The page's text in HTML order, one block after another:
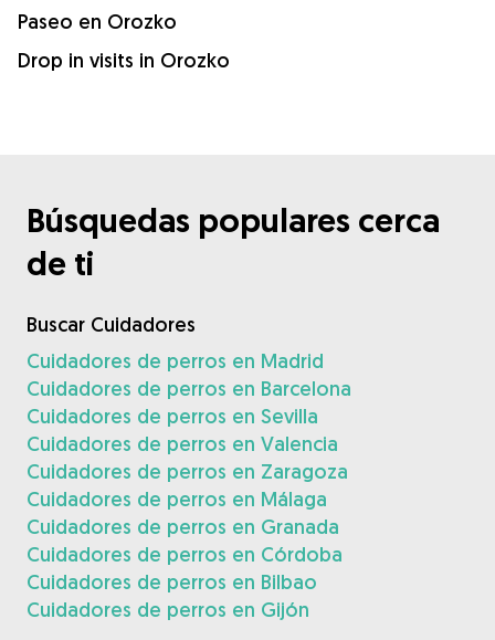
Paseo en Orozko
Drop in visits in Orozko
Búsquedas populares cerca
de ti
Buscar Cuidadores
Cuidadores de perros en Madrid
Cuidadores de perros en Barcelona
Cuidadores de perros en Sevilla
Cuidadores de perros en Valencia
Cuidadores de perros en Zaragoza
Cuidadores de perros en Málaga
Cuidadores de perros en Granada
Cuidadores de perros en Córdoba
Cuidadores de perros en Bilbao
Cuidadores de perros en Gijón